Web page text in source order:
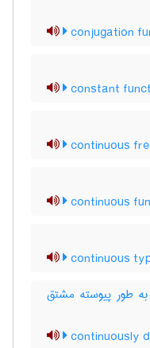
conjugation
constant
continuous
continuous
continuous
طور پیوسته مشتق
continuously